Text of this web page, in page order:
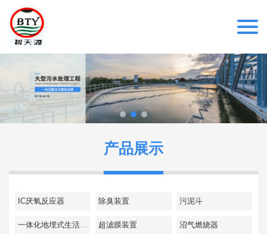
产品展示
IC厌氧反应器 除臭装置 污泥斗
超滤膜装置 沼气燃烧器